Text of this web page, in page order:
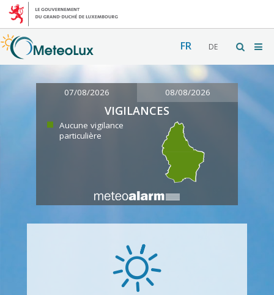
FR DE
07/08/2026 08/08/2026
VIGILANCES
Aucune vigilance
particulière